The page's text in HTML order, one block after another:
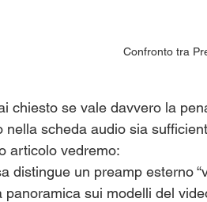
Confronto tra
chiesto se vale davvero la
nella scheda audio sia
articolo vedremo:
distingue un preamp esterno
panoramica sui modelli del